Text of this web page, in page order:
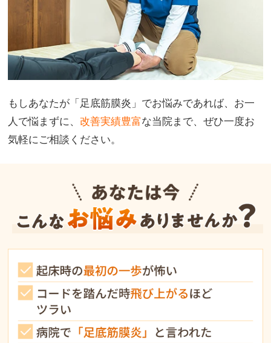
もしあなたが「足底筋膜炎」でお悩みであれば、お一
人で悩まずに、改善実績豊富な当院まで、ぜひ一度お
気軽にご相談ください。